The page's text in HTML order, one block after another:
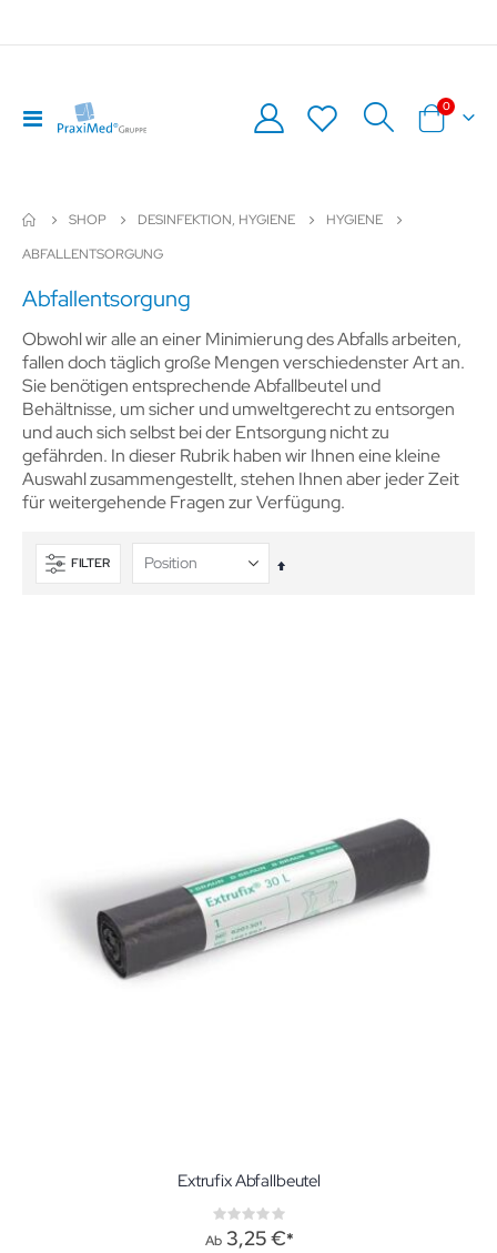
Navigation
umschalten
Warenkorb
0Artikel
SHOP DESINFEKTION, HYGIENE
HYGIENE
ABFALLENTSORGUNG
Abfallentsorgung
Obwohl wir alle an einer Minimierung des Abfalls arbeiten,
fallen doch täglich große Mengen verschiedenster Art an.
Sie benötigen entsprechende Abfallbeutel und
Behältnisse, um sicher und umweltgerecht zu entsorgen
und auch sich selbst bei der Entsorgung nicht zu
gefährden. In dieser Rubrik haben wir Ihnen eine kleine
Auswahl zusammengestellt, stehen Ihnen aber jeder Zeit
für weitergehende Fragen zur Verfügung.
FILTER
In
Extrufix Abfallbeutel
Rating:
0%
Ab 3,25 €